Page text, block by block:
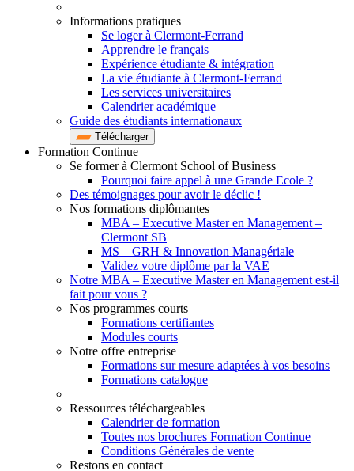
Informations pratiques
Se loger à Clermont-Ferrand
Apprendre le français
Expérience étudiante & intégration
La vie étudiante à Clermont-Ferrand
Les services universitaires
Calendrier académique
Guide des étudiants internationaux
Télécharger
Formation Continue
Se former à Clermont School of Business
Pourquoi faire appel à une Grande Ecole ?
Des témoignages pour avoir le déclic !
Nos formations diplômantes
MBA – Executive Master en Management –
Clermont SB
MS – GRH & Innovation Managériale
Validez votre diplôme par la VAE
Notre MBA – Executive Master en Management est-il
fait pour vous ?
Nos programmes courts
Formations certifiantes
Modules courts
Notre offre entreprise
Formations sur mesure adaptées à vos besoins
Formations catalogue
Ressources téléchargeables
Calendrier de formation
Toutes nos brochures Formation Continue
Conditions Générales de vente
Restons en contact